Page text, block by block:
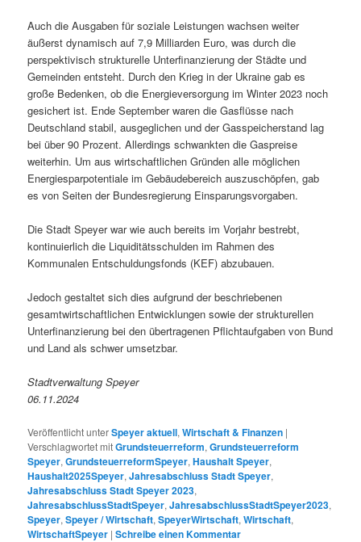
Auch die Ausgaben für soziale Leistungen wachsen weiter
äußerst dynamisch auf 7,9 Milliarden Euro, was durch die
perspektivisch strukturelle Unterfinanzierung der Städte und
Gemeinden entsteht. Durch den Krieg in der Ukraine gab es
große Bedenken, ob die Energieversorgung im Winter 2023 noch
gesichert ist. Ende September waren die Gasflüsse nach
Deutschland stabil, ausgeglichen und der Gasspeicherstand lag
bei über 90 Prozent. Allerdings schwankten die Gaspreise
weiterhin. Um aus wirtschaftlichen Gründen alle möglichen
Energiesparpotentiale im Gebäudebereich auszuschöpfen, gab
es von Seiten der Bundesregierung Einsparungsvorgaben.
Die Stadt Speyer war wie auch bereits im Vorjahr bestrebt,
kontinuierlich die Liquiditätsschulden im Rahmen des
Kommunalen Entschuldungsfonds (KEF) abzubauen.
Jedoch gestaltet sich dies aufgrund der beschriebenen
gesamtwirtschaftlichen Entwicklungen sowie der strukturellen
Unterfinanzierung bei den übertragenen Pflichtaufgaben von Bund
und Land als schwer umsetzbar.
Stadtverwaltung Speyer
06.11.2024
Veröffentlicht unterSpeyer aktuell,Wirtschaft & Finanzen |
Verschlagwortet mitGrundsteuerreform,Grundsteuerreform
Speyer,GrundsteuerreformSpeyer,Haushalt Speyer,
Haushalt2025Speyer,Jahresabschluss Stadt Speyer,
Jahresabschluss Stadt Speyer 2023,
JahresabschlussStadtSpeyer,JahresabschlussStadtSpeyer2023,
Speyer,Speyer / Wirtschaft,SpeyerWirtschaft,Wirtschaft,
WirtschaftSpeyer |Schreibe einen Kommentar